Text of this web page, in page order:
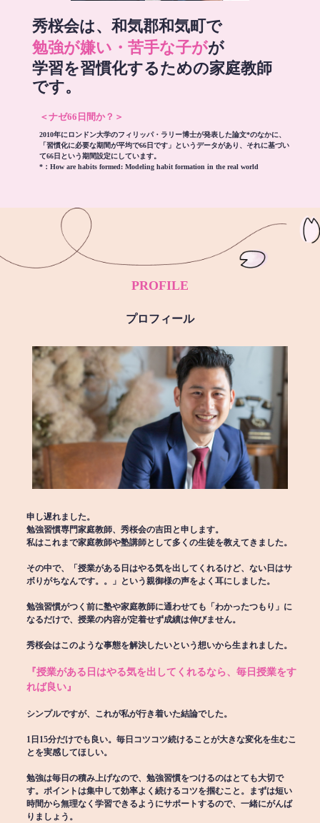
秀桜会は、和気郡和気町で
勉強が嫌い・苦手な子がが
学習を習慣化するための家庭教師
です。
＜ナゼ66日間か？＞
2010年にロンドン大学のフィリッパ・ラリー博士が発表した論文*のなかに、
「習慣化に必要な期間が平均で66日です」というデータがあり、それに基づい
て66日という期間設定にしています。
*： How are habits formed: Modeling habit formation in the real world
PROFILE
プロフィール
申し遅れました。
勉強習慣専門家庭教師、秀桜会の吉田と申します。
私はこれまで家庭教師や塾講師として多くの生徒を教えてきました。
その中で、「授業がある日はやる気を出してくれるけど、ない日はサ
ボりがちなんです。。」という親御様の声をよく耳にしました。
勉強習慣がつく前に塾や家庭教師に通わせても「わかったつもり」に
なるだけで、授業の内容が定着せず成績は伸びません。
秀桜会はこのような事態を解決したいという想いから生まれました。
『授業がある日はやる気を出してくれるなら、毎日授業をす
れば良い』
シンプルですが、これが私が行き着いた結論でした。
1日15分だけでも良い。毎日コツコツ続けることが大きな変化を生むこ
とを実感してほしい。
勉強は毎日の積み上げなので、勉強習慣をつけるのはとても大切で
す。ポイントは集中して効率よく続けるコツを掴むこと。まずは短い
時間から無理なく学習できるようにサポートするので、一緒にがんば
りましょう。